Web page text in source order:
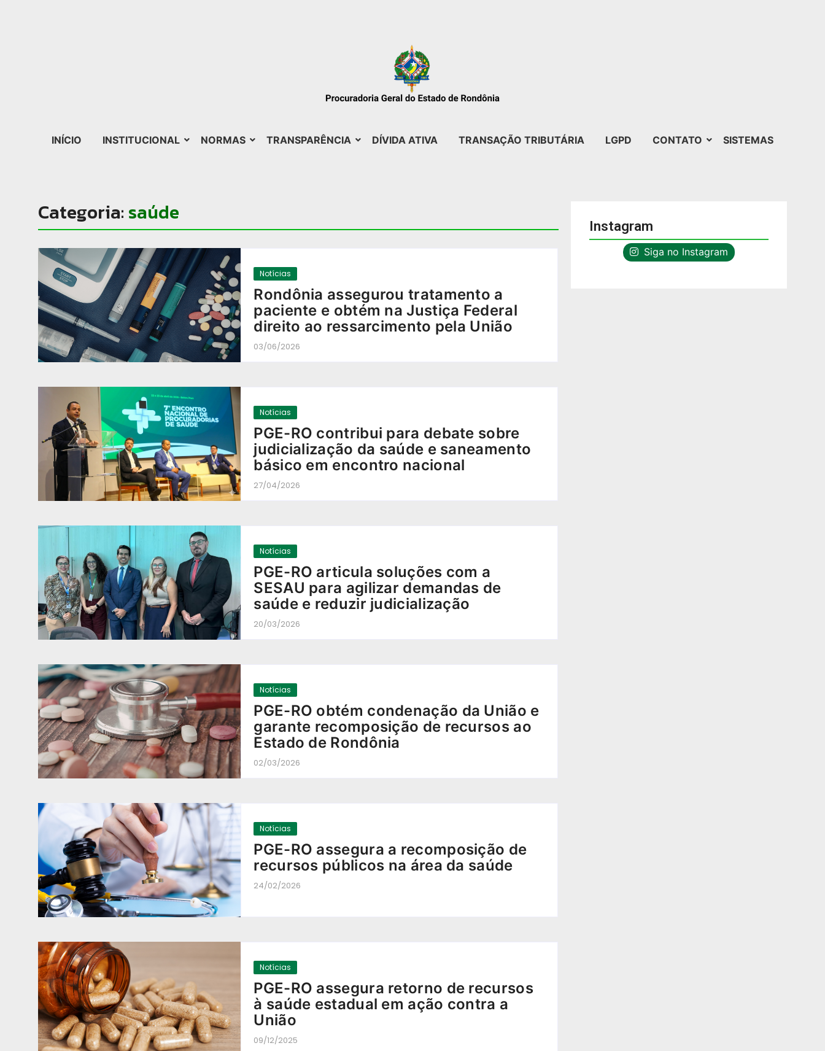
INÍCIO INSTITUCIONAL NORMAS TRANSPARÊNCIA DÍVIDA ATIVA TRANSAÇÃO TRIBUTÁRIA LGPD CONTATO SISTEMAS
Categoria: saúde
Notícias
Rondônia assegurou tratamento a
paciente e obtém na Justiça Federal
direito ao ressarcimento pela União
03/06/2026
Notícias
PGE-RO contribui para debate sobre
judicialização da saúde e saneamento
básico em encontro nacional
27/04/2026
Notícias
PGE-RO articula soluções com a
SESAU para agilizar demandas de
saúde e reduzir judicialização
20/03/2026
Notícias
PGE-RO obtém condenação da União e
garante recomposição de recursos ao
Estado de Rondônia
02/03/2026
Notícias
PGE-RO assegura a recomposição de
recursos públicos na área da saúde
24/02/2026
Notícias
PGE-RO assegura retorno de recursos
à saúde estadual em ação contra a
União
09/12/2025
Instagram
Siga no Instagram